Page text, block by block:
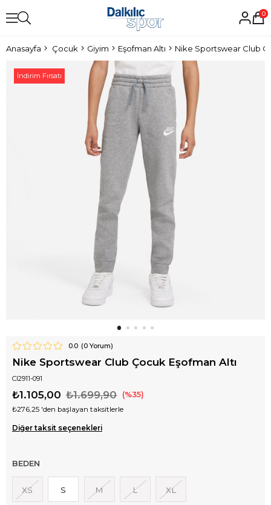
0
Anasayfa Çocuk Giyim Eşofman Altı Nike Sportswear Club
İndirim Fırsatı
0.0 (0Yorum)
Nike Sportswear Club Çocuk Eşofman Altı
CI2911-091
₺1.699,90
₺1.105,00 35
₺276,25 'den başlayan taksitlerle
Diğer taksit seçenekleri
BEDEN
XS S M L XL